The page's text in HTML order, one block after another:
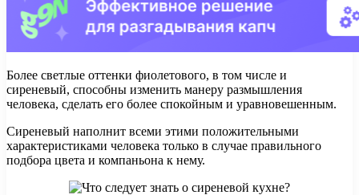
Более светлые оттенки фиолетового, в том числе и
сиреневый, способны изменить манеру размышления
человека, сделать его более спокойным и уравновешенным.
Сиреневый наполнит всеми этими положительными
характеристиками человека только в случае правильного
подбора цвета и компаньона к нему.